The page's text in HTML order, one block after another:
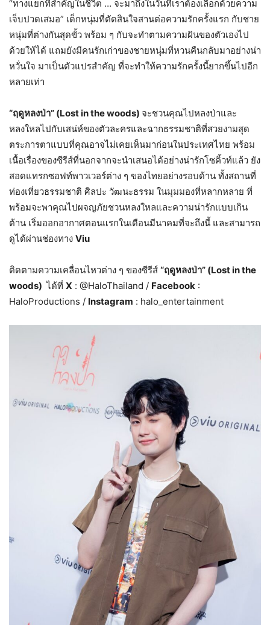
“ทางแยกที่สำคัญในชีวิต … จะมาถึงในวันที่เราต้องเลือกด้วยความ
เจ็บปวดเสมอ” เด็กหนุ่มที่ตัดสินใจสานต่อความรักครั้งแรก กับชาย
หนุ่มที่ต่างกันสุดขั้ว พร้อม ๆ กับจะทำตามความฝันของตัวเองไป
ด้วยให้ได้ แถมยังมีคนรักเก่าของชายหนุ่มที่หวนคืนกลับมาอย่างน่า
หวั่นใจ มาเป็นตัวแปรสำคัญ ที่จะทำให้ความรักครั้งนี้ยากขึ้นไปอีก
หลายเท่า
“ฤดูหลงป่า” (Lost in the woods) จะชวนคุณไปหลงป่าและ
หลงใหลไปกับเสน่ห์ของตัวละครและฉากธรรมชาติที่สวยงามสุด
ตระการตาแบบที่คุณอาจไม่เคยเห็นมาก่อนในประเทศไทย พร้อม
เนื้อเรื่องของซีรีส์ที่นอกจากจะนำเสนอได้อย่างน่ารักโซคิ้วท์แล้ว ยัง
สอดแทรกซอฟท์พาวเวอร์ต่าง ๆ ของไทยอย่างรอบด้าน ทั้งสถานที่
ท่องเที่ยวธรรมชาติ ศิลปะ วัฒนะธรรม ในมุมมองที่หลากหลาย ที่
พร้อมจะพาคุณไปผจญภัยชวนหลงใหลและความน่ารักแบบเกิน
ต้าน เริ่มออกอากาศตอนแรกในเดือนมีนาคมที่จะถึงนี้ และสามารถ
ดูได้ผ่านช่องทาง Viu
ติดตามความเคลื่อนไหวต่าง ๆ ของซีรีส์ “ฤดูหลงป่า” (Lost in the
woods) ได้ที่ X : @HaloThailand / Facebook :
HaloProductions / Instagram : halo_entertainment